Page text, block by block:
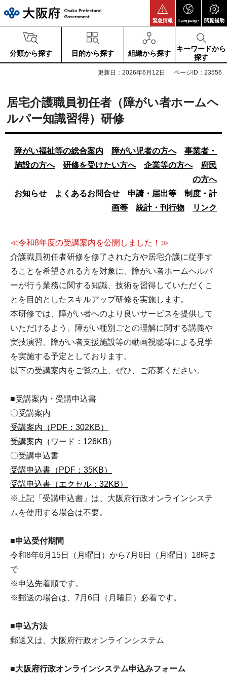
緊急情報 Language 閲覧補助
分類から探す 目的から探す 組織から探す
キーワードから
探す
更新日：2026年6月12日 ページID：23556
居宅介護職員初任者（障がい者ホームヘ
ルパー知識習得）研修
障がい福祉等の総合案内 障がい児者の方へ
事業者・
施設の方へ
研修を受けたい方へ 企業等の方へ
府民
の方へ
お知らせ
よくあるお問合せ 申請・届出等
制度・計
画等
統計・刊行物 リンク
≪令和8年度の受講案内を公開しました！≫
介護職員初任者研修を修了された方や居宅介護に従事す
ることを希望される方を対象に、障がい者ホームヘルパ
ーが行う業務に関する知識、技術を習得していただくこ
とを目的としたスキルアップ研修を実施します。
本研修では、障がい者へのより良いサービスを提供して
いただけるよう、障がい種別ごとの理解に関する講義や
実技演習、障がい者支援施設等の動画視聴等による見学
を実施する予定としております。
以下の受講案内をご覧の上、ぜひ、ご応募ください。
■受講案内・受講申込書
〇受講案内
受講案内（PDF：302KB）
受講案内（ワード：126KB）
〇受講申込書
受講申込書（PDF：35KB）
受講申込書（エクセル：32KB）
※上記「受講申込書」は、大阪府行政オンラインシステ
ムを使用する場合は不要。
■申込受付期間
令和8年6月15日（月曜日）から7月6日（月曜日）18時ま
で
※申込先着順です。
※郵送の場合は、7月6日（月曜日）必着です。
■申込方法
郵送又は、大阪府行政オンラインシステム
■大阪府行政オンラインシステム申込みフォーム